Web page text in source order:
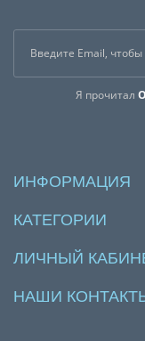
Я прочитал
ИНФОРМАЦИЯ
КАТЕГОРИИ
ЛИЧНЫЙ
НАШИ